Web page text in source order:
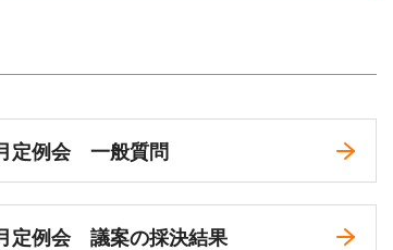
定例会 一般質問
定例会 議案の採決結果